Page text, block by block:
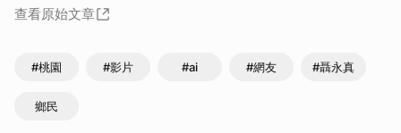
查看原始文章
#桃園 #影片 #ai #網友 #聶永真
鄉民